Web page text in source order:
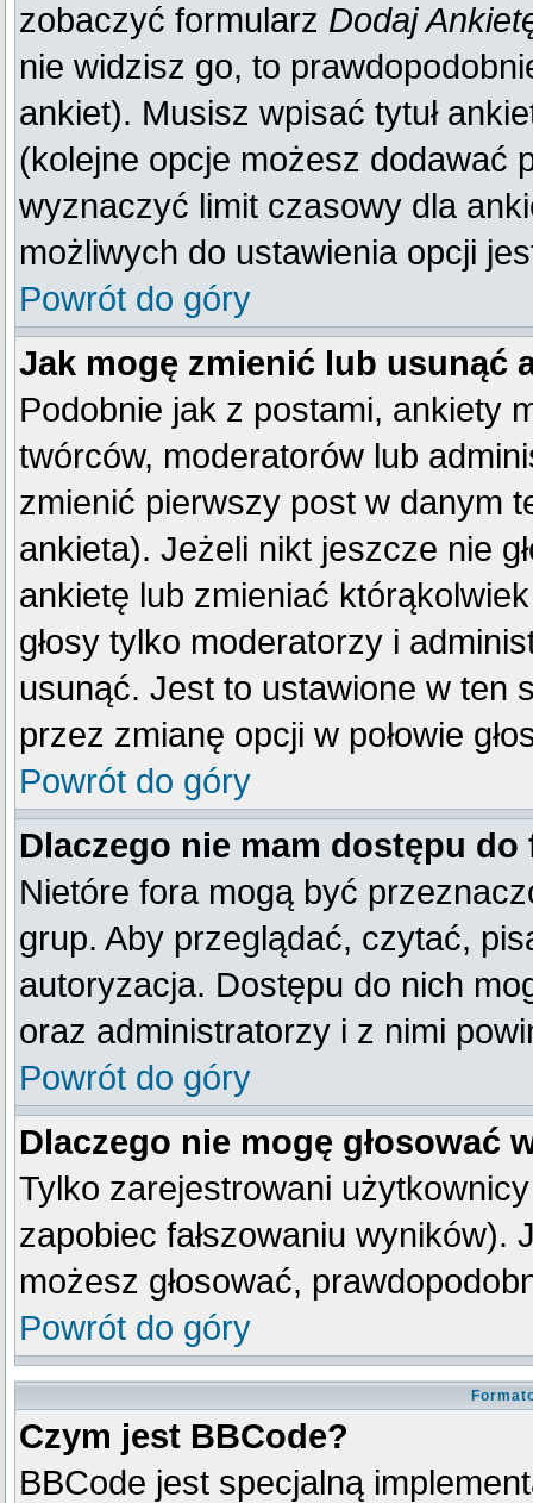
zobaczyć formularz Dodaj
nie widzisz go, to
ankiet). Musisz wpisać tytuł
(kolejne opcje możesz dodawać
wyznaczyć limit czasowy dla
możliwych do ustawienia opcji
Powrót do góry
Jak mogę zmienić lub usunąć
Podobnie jak z postami, ankiety
twórców, moderatorów lub
zmienić pierwszy post w danym
ankieta). Jeżeli nikt jeszcze nie
ankietę lub zmieniać
głosy tylko moderatorzy i
usunąć. Jest to ustawione w ten
przez zmianę opcji w połowie
Powrót do góry
Dlaczego nie mam dostępu do
Nietóre fora mogą być
grup. Aby przeglądać, czytać,
autoryzacja. Dostępu do nich
oraz administratorzy i z nimi
Powrót do góry
Dlaczego nie mogę głosować
Tylko zarejestrowani
zapobiec fałszowaniu wyników).
możesz głosować,
Powrót do góry
Czym jest BBCode?
BBCode jest specjalną